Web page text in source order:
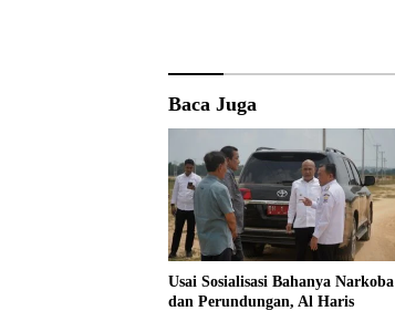
Baca Juga
Usai Sosialisasi Bahanya Narkoba
dan Perundungan, Al Haris